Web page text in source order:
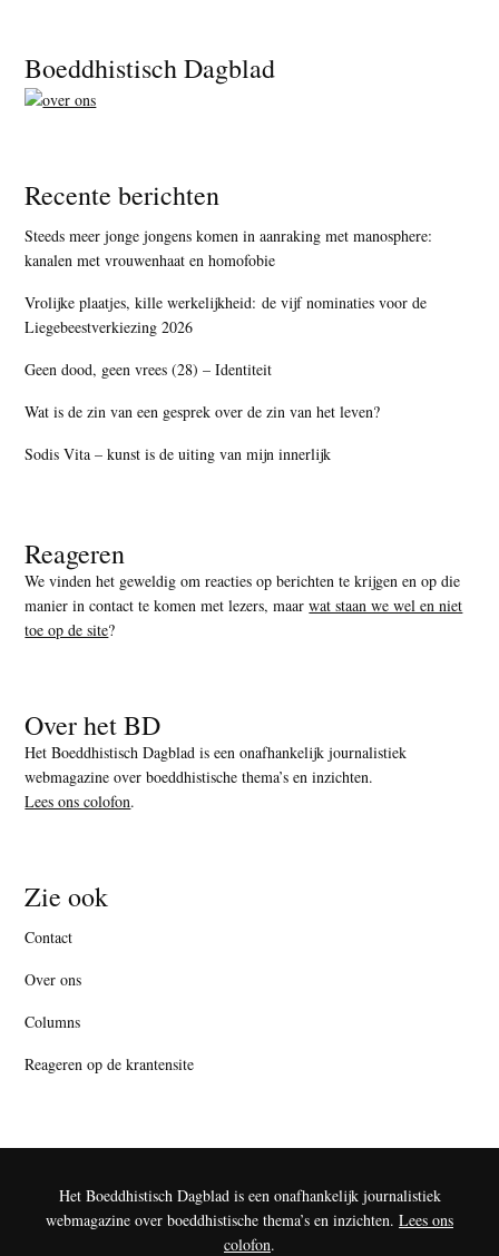
Footer
Boeddhistisch Dagblad
Recente berichten
Steeds meer jonge jongens komen in aanraking met manosphere:
kanalen met vrouwenhaat en homofobie
Vrolijke plaatjes, kille werkelijkheid: de vijf nominaties voor de
Liegebeestverkiezing 2026
Geen dood, geen vrees (28) – Identiteit
Wat is de zin van een gesprek over de zin van het leven?
Sodis Vita – kunst is de uiting van mijn innerlijk
Reageren
We vinden het geweldig om reacties op berichten te krijgen en op die
manier in contact te komen met lezers, maarwat staan we wel en niet
toe op de site?
Over het BD
Het Boeddhistisch Dagblad is een onafhankelijk journalistiek
webmagazine over boeddhistische thema’s en inzichten.
Lees ons colofon.
Zie ook
Contact
Over ons
Columns
Reageren op de krantensite
Het Boeddhistisch Dagblad is een onafhankelijk journalistiek
webmagazine over boeddhistische thema’s en inzichten. Lees ons
colofon.